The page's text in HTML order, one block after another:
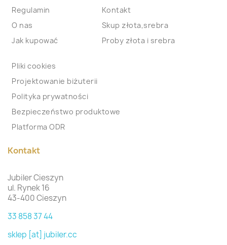
Regulamin
O nas
Jak kupować
Kontakt
Skup złota,srebra
Proby złota i srebra
Pliki cookies
Projektowanie biżuterii
Polityka prywatności
Bezpieczeństwo produktowe
Platforma ODR
Kontakt
Jubiler Cieszyn
ul. Rynek 16
43-400 Cieszyn
33 858 37 44
sklep [at] jubiler.cc